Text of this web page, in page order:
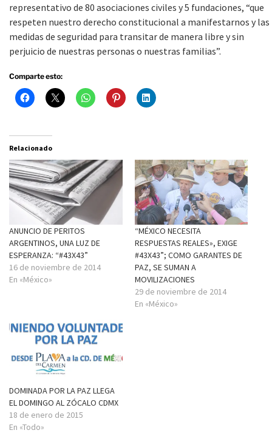
representativo de 80 asociaciones civiles y 5 fundaciones, “que
respeten nuestro derecho constitucional a manifestarnos y las
medidas de seguridad para transitar de manera libre y sin
perjuicio de nuestras personas o nuestras familias”.
Comparte esto:
Relacionado
ANUNCIO DE PERITOS
ARGENTINOS, UNA LUZ DE
ESPERANZA: “#43X43”
16 de noviembre de 2014
En «México»
“MÉXICO NECESITA
RESPUESTAS REALES», EXIGE
#43X43”; COMO GARANTES DE
PAZ, SE SUMAN A
MOVILIZACIONES
29 de noviembre de 2014
En «México»
DOMINADA POR LA PAZ LLEGA
EL DOMINGO AL ZÓCALO CDMX
18 de enero de 2015
En «Todo»